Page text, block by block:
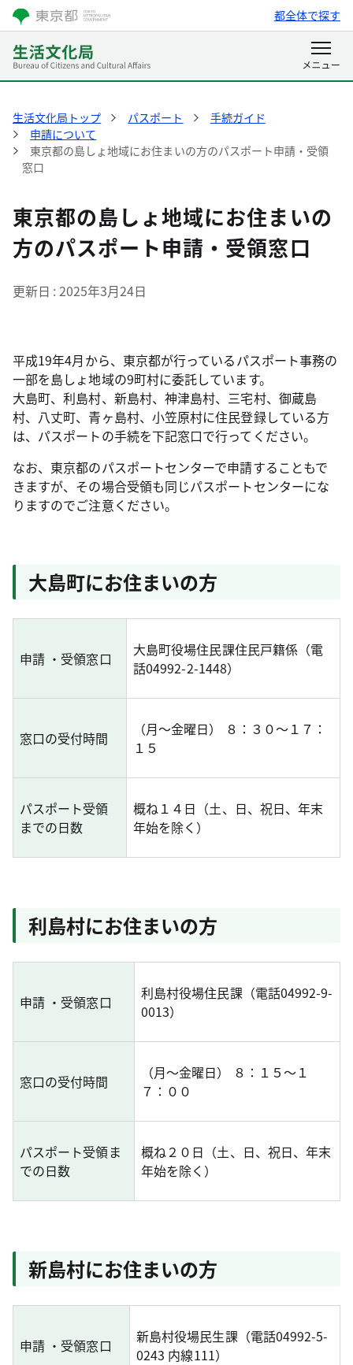
都全体で探す
生活文化局トップ パスポート
手続ガイド
申請について
東京都の島しょ地域にお住まいの方のパスポート申請・受領
窓口
東京都の島しょ地域にお住まいの
方のパスポート申請・受領窓口
更新日 2025年3月24日
平成19年4月から、東京都が行っているパスポート事務の
一部を島しょ地域の9町村に委託しています。
大島町、利島村、新島村、神津島村、三宅村、御蔵島
村、八丈町、青ヶ島村、小笠原村に住民登録している方
は、パスポートの手続を下記窓口で行ってください。
なお、東京都のパスポートセンターで申請することもで
きますが、その場合受領も同じパスポートセンターにな
りますのでご注意ください。
大島町にお住まいの方
申請 ・受領窓口
大島町役場住民課住民戸籍係（電
話04992-2-1448）
窓口の受付時間
（月～金曜日） ８：３０～１７：
１５
パスポート受領
までの日数
概ね１４日（土、日、祝日、年末
年始を除く）
利島村にお住まいの方
申請 ・受領窓口
利島村役場住民課（電話04992-9-
0013）
窓口の受付時間
（月～金曜日） ８：１５～１
７：００
パスポート受領ま
での日数
概ね２０日（土、日、祝日、年末
年始を除く）
新島村にお住まいの方
申請 ・受領窓口
新島村役場民生課（電話04992-5-
0243 内線111）